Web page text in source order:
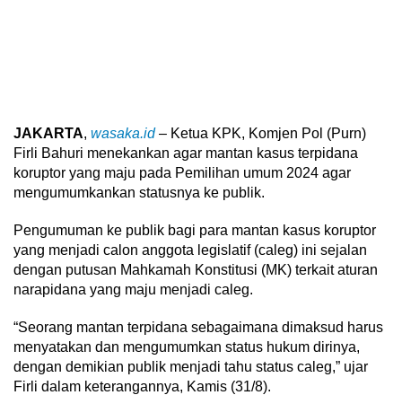
JAKARTA, wasaka.id– Ketua KPK, Komjen Pol (Purn)
Firli Bahuri menekankan agar mantan kasus terpidana
koruptor yang maju pada Pemilihan umum 2024 agar
mengumumkankan statusnya ke publik.
Pengumuman ke publik bagi para mantan kasus koruptor
yang menjadi calon anggota legislatif (caleg) ini sejalan
dengan putusan Mahkamah Konstitusi (MK) terkait aturan
narapidana yang maju menjadi caleg.
“Seorang mantan terpidana sebagaimana dimaksud harus
menyatakan dan mengumumkan status hukum dirinya,
dengan demikian publik menjadi tahu status caleg,” ujar
Firli dalam keterangannya, Kamis (31/8).